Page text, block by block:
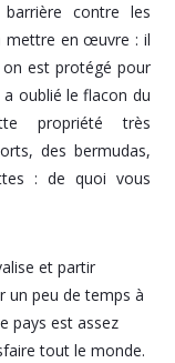
contre les
mettre en œuvre : il
est protégé pour
a oublié le flacon du
propriété très
des bermudas,
: de quoi vous
et partir
un peu de temps à
pays est assez
tout le monde.